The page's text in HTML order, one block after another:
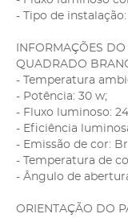
- Tipo de
INFORMAÇÕES
QUADRADO
- Temperatura
- Potência: 30 w;
- Fluxo luminoso:
- Eficiência
- Emissão de cor:
- Temperatura de
- Ângulo de
ORIENTAÇÃO DO